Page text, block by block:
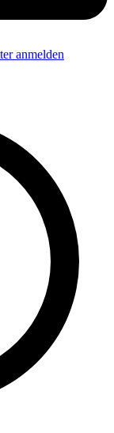
anmelden